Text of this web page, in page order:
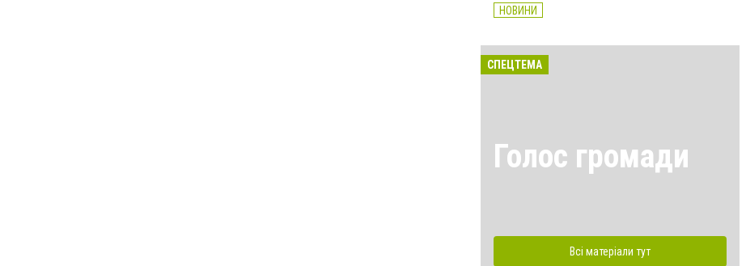
НОВИНИ
СПЕЦТЕМА
Голос громади
Всі матеріали тут